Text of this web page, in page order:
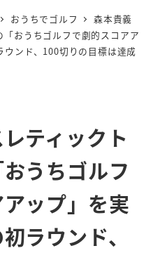
おうちでゴルフ
森本貴義
おうちゴルフで劇的スコアア
ンド、100切りの目標は達成
ティックト
うちゴルフ
ップ」を実
ラウンド、